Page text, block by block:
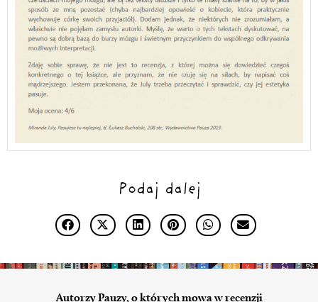
Podaj dalej
Autorzy Pauzy, o których mowa w recenzji